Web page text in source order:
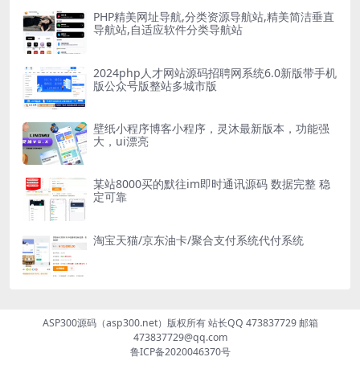
PHP精美网址导航,分类资源导航站,精美简洁垂直
导航站,自适应软件分类导航站
2024php人才网站源码招聘网系统6.0新版带手机
版公众号版整站多城市版
壁纸小程序博客小程序，灵沐最新版本，功能强
大，ui漂亮
某站8000买的默往im即时通讯源码 数据完整 稳
定可靠
淘宝天猫/京东油卡/聚合支付系统代付系统
ASP300源码（asp300.net）版权所有 站长QQ 473837729 邮箱
473837729@qq.com
鲁ICP备2020046370号